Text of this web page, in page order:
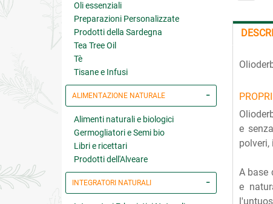
Oli essenziali
Preparazioni Personalizzate
Prodotti della Sardegna
Tea Tree Oil
Tè
Tisane e Infusi
ALIMENTAZIONE NATURALE
Alimenti naturali e biologici
Germogliatori e Semi bio
Libri e ricettari
Prodotti dell'Alveare
INTEGRATORI NATURALI
e
A base
e